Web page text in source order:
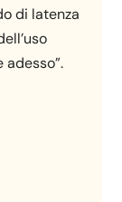
di latenza
adesso”.